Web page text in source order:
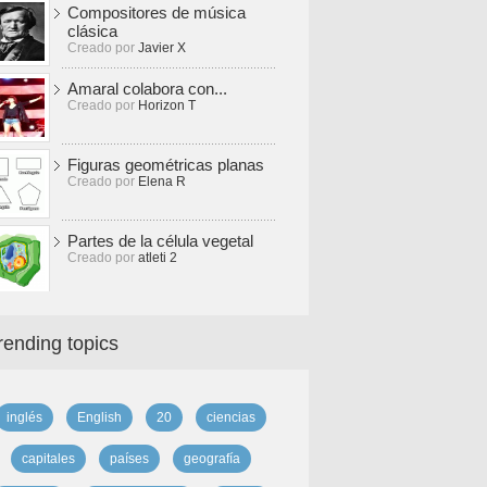
Compositores de música
clásica
Creado por Javier X
Amaral colabora con...
Creado por Horizon T
Figuras geométricas planas
Creado por Elena R
Partes de la célula vegetal
Creado por atleti 2
topics
inglés English 20 ciencias
capitales países geografía